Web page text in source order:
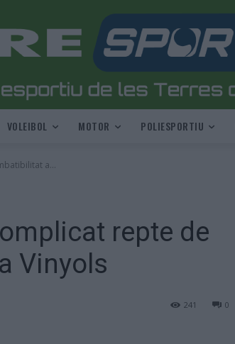
VOLEIBOL MOTOR POLIESPORTIU
a...
repte de
Vinyols
0
241